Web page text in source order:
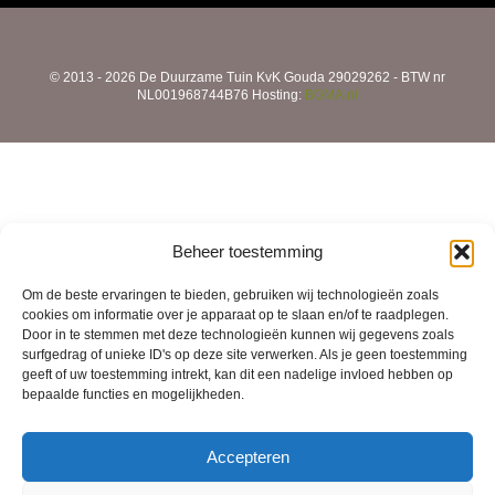
Beheer toestemming
Om de beste ervaringen te bieden, gebruiken wij technologieën zoals
cookies om informatie over je apparaat op te slaan en/of te raadplegen.
Door in te stemmen met deze technologieën kunnen wij gegevens zoals
surfgedrag of unieke ID's op deze site verwerken. Als je geen toestemming
geeft of uw toestemming intrekt, kan dit een nadelige invloed hebben op
bepaalde functies en mogelijkheden.
Accepteren
© 2013 - 2026 De Duurzame Tuin KvK Gouda 29029262 - BTW nr
NL001968744B76 Hosting: BGMA.nl